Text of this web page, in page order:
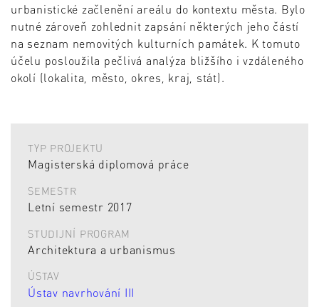
urbanistické začlenění areálu do kontextu města. Bylo
nutné zároveň zohlednit zapsání některých jeho částí
na seznam nemovitých kulturních památek. K tomuto
účelu posloužila pečlivá analýza bližšího i vzdáleného
okolí (lokalita, město, okres, kraj, stát).
TYP PROJEKTU
Magisterská diplomová práce
SEMESTR
Letní semestr 2017
STUDIJNÍ PROGRAM
Architektura a urbanismus
ÚSTAV
Ústav navrhování III